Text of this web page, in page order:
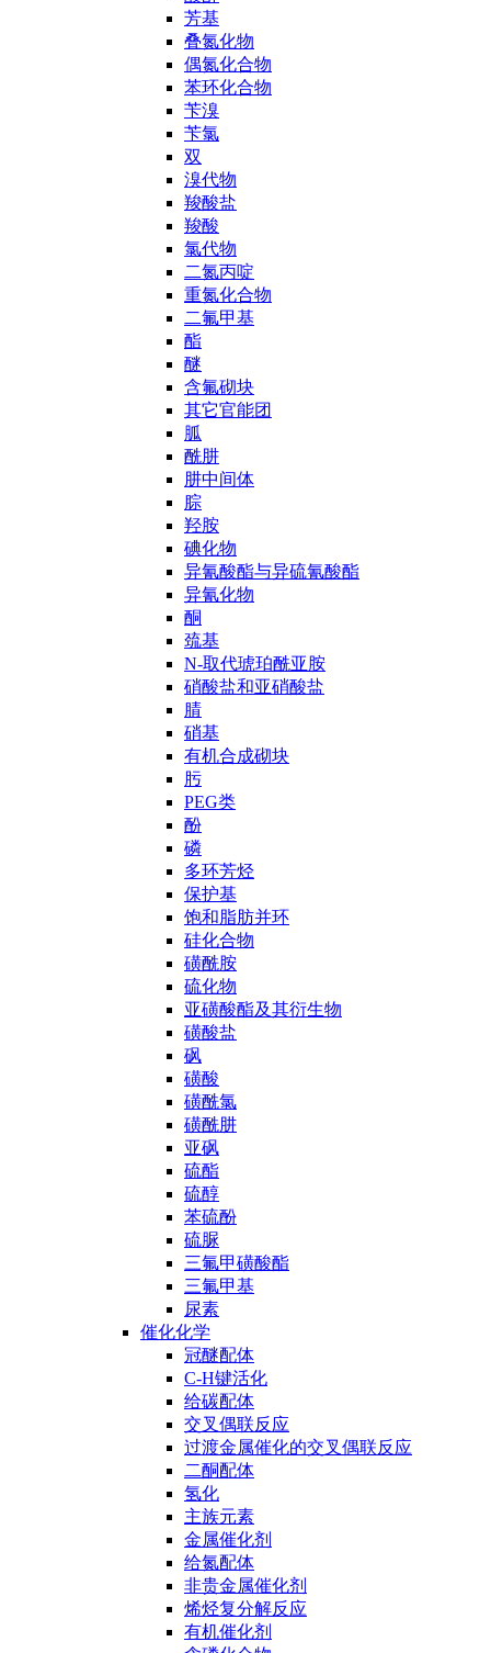
芳基
叠氮化物
偶氮化合物
苯环化合物
苄溴
苄氯
双
溴代物
羧酸盐
羧酸
氯代物
二氮丙啶
重氮化合物
二氟甲基
酯
醚
含氟砌块
其它官能团
胍
酰肼
肼中间体
腙
羟胺
碘化物
异氰酸酯与异硫氰酸酯
异氰化物
酮
巯基
N-取代琥珀酰亚胺
硝酸盐和亚硝酸盐
腈
硝基
有机合成砌块
肟
PEG类
酚
磷
多环芳烃
保护基
饱和脂肪并环
硅化合物
磺酰胺
硫化物
亚磺酸酯及其衍生物
磺酸盐
砜
磺酸
磺酰氯
磺酰肼
亚砜
硫酯
硫醇
苯硫酚
硫脲
三氟甲磺酸酯
三氟甲基
尿素
催化化学
冠醚配体
C-H键活化
给碳配体
交叉偶联反应
过渡金属催化的交叉偶联反应
二酮配体
氢化
主族元素
金属催化剂
给氮配体
非贵金属催化剂
烯烃复分解反应
有机催化剂